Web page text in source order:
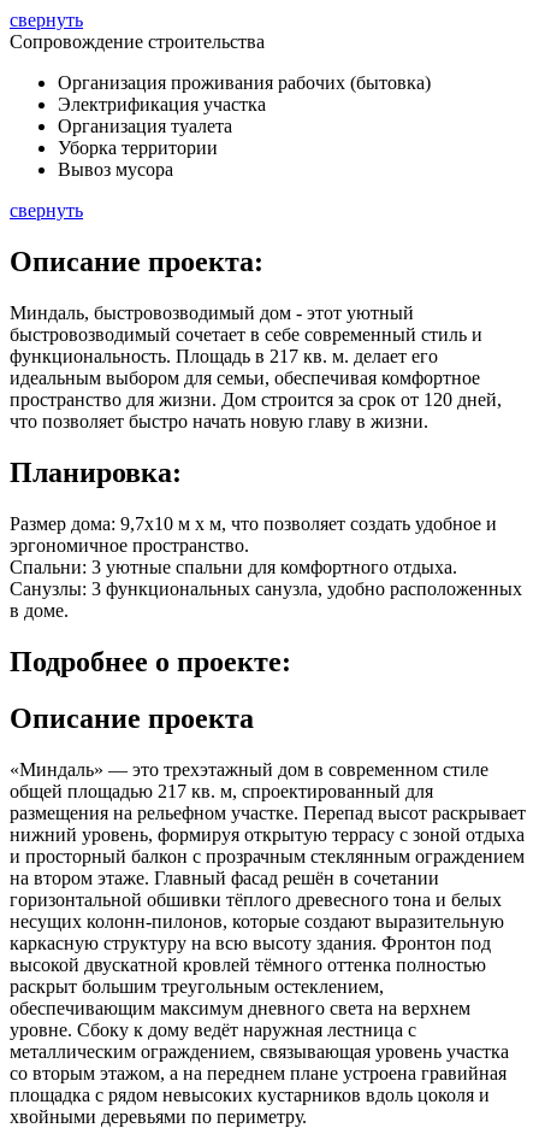
свернуть
Сопровождение строительства
Организация проживания рабочих (бытовка)
Электрификация участка
Организация туалета
Уборка территории
Вывоз мусора
свернуть
Описание проекта:
Миндаль, быстровозводимый дом - этот уютный
быстровозводимый сочетает в себе современный стиль и
функциональность. Площадь в 217 кв. м. делает его
идеальным выбором для семьи, обеспечивая комфортное
пространство для жизни. Дом строится за срок от 120 дней,
что позволяет быстро начать новую главу в жизни.
Планировка:
Размер дома: 9,7x10 м x м, что позволяет создать удобное и
эргономичное пространство.
Спальни: 3 уютные спальни для комфортного отдыха.
Санузлы: 3 функциональных санузла, удобно расположенных
в доме.
Подробнее о проекте:
Описание проекта
«Миндаль» — это трехэтажный дом в современном стиле
общей площадью 217 кв. м, спроектированный для
размещения на рельефном участке. Перепад высот раскрывает
нижний уровень, формируя открытую террасу с зоной отдыха
и просторный балкон с прозрачным стеклянным ограждением
на втором этаже. Главный фасад решён в сочетании
горизонтальной обшивки тёплого древесного тона и белых
несущих колонн-пилонов, которые создают выразительную
каркасную структуру на всю высоту здания. Фронтон под
высокой двускатной кровлей тёмного оттенка полностью
раскрыт большим треугольным остеклением,
обеспечивающим максимум дневного света на верхнем
уровне. Сбоку к дому ведёт наружная лестница с
металлическим ограждением, связывающая уровень участка
со вторым этажом, а на переднем плане устроена гравийная
площадка с рядом невысоких кустарников вдоль цоколя и
хвойными деревьями по периметру.